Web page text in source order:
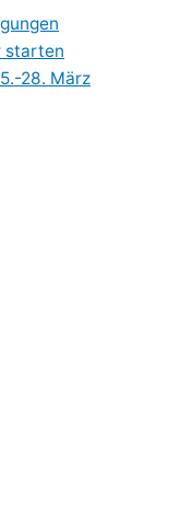
starten
28. März